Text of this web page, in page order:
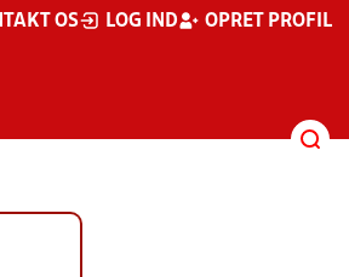
OS LOG IND OPRET PROFIL